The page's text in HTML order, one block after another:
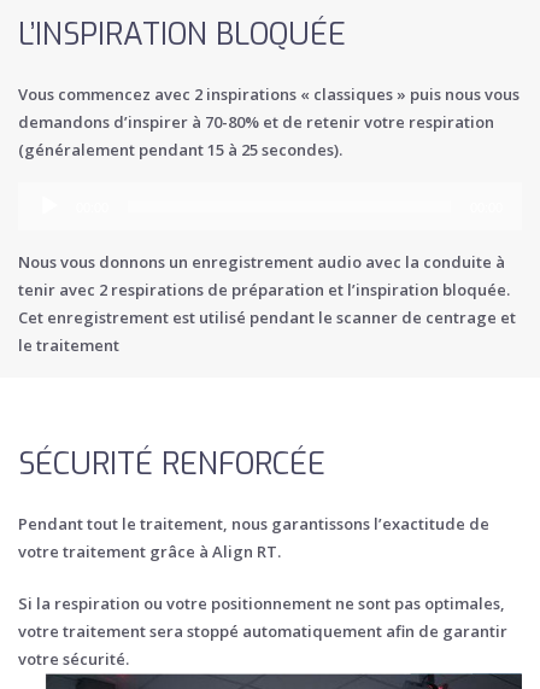
L’INSPIRATION BLOQUÉE
Vous commencez avec 2 inspirations « classiques » puis nous vous
demandons d’inspirer à 70-80% et de retenir votre respiration
(généralement pendant 15 à 25 secondes).
Nous vous donnons un enregistrement audio avec la conduite à
tenir avec 2 respirations de préparation et l’inspiration bloquée.
Cet enregistrement est utilisé pendant le scanner de centrage et
le traitement
SÉCURITÉ RENFORCÉE
Pendant tout le traitement, nous garantissons l’exactitude de
votre traitement grâce à Align RT.
Si la respiration ou votre positionnement ne sont pas optimales,
votre traitement sera stoppé automatiquement afin de garantir
votre sécurité.